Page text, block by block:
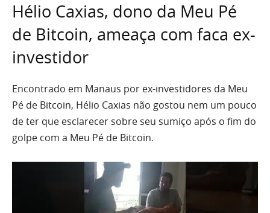
Hélio Caxias, dono da Meu Pé
de Bitcoin, ameaça com faca ex-
investidor
Encontrado em Manaus por ex-investidores da Meu
Pé de Bitcoin, Hélio Caxias não gostou nem um pouco
de ter que esclarecer sobre seu sumiço após o fim do
golpe com a Meu Pé de Bitcoin.